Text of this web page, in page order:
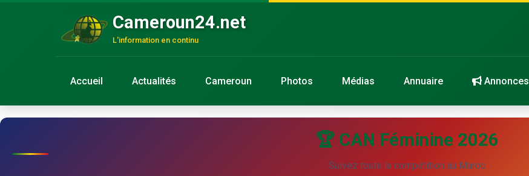
Cameroun24.net
L'information en continu
Accueil Actualités Cameroun Photos Médias Annuaire Annonces
🏆 CAN Féminine 2026
Suivez toute la compétition au Maroc